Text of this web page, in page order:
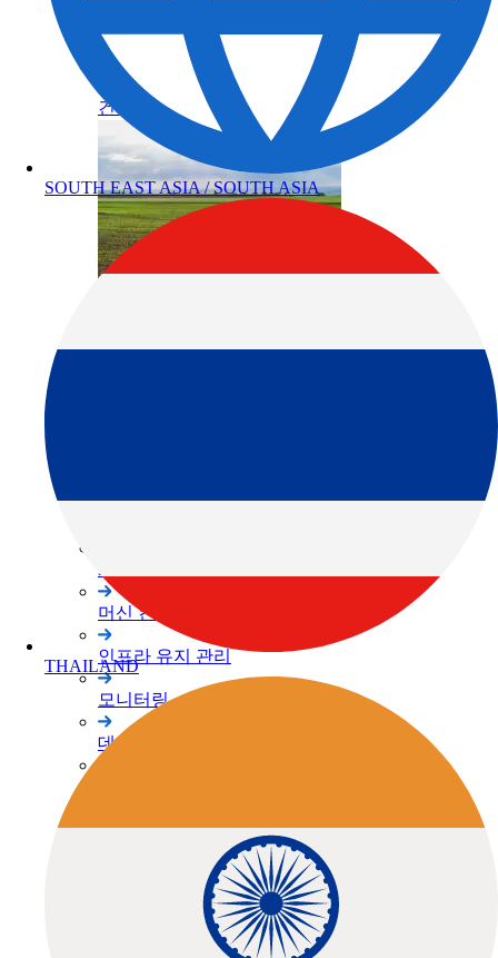
건축
3D 스캐너
머신 컨트롤
인프라 유지 관리
모니터링
데이터 콜렉터
레이저
레벨 / 데오드라이트
SOUTH EAST ASIA / SOUTH ASIA
THAILAND